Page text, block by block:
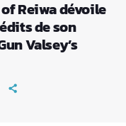
of Reiwa dévoile
de son
Valsey’s